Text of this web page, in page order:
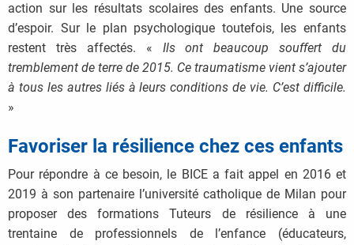
action sur les résultats scolaires des enfants. Une source
d’espoir. Sur le plan psychologique toutefois, les enfants
restent très affectés. « Ils ont beaucoup souffert du
tremblement de terre de 2015. Ce traumatisme vient s’ajouter
à tous les autres liés à leurs conditions de vie. C’est difficile.
»
Favoriser la résilience chez ces enfants
Pour répondre à ce besoin, le BICE a fait appel en 2016 et
2019 à son partenaire l’université catholique de Milan pour
proposer des formations Tuteurs de résilience à une
trentaine de professionnels de l’enfance (éducateurs,